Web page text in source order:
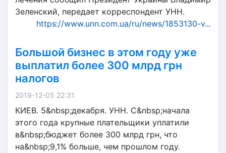
Зеленский, передает корреспондент УНН.
https://www.unn.com.ua/ru/news/1853130-v...
Большой бизнес в этом году уже
выплатил более 300 млрд грн
налогов
2019-12-05 22:31
КИЕВ. 5&nbsp;декабря. УНН. С&nbsp;начала
этого года крупные плательщики уплатили
в&nbsp;бюджет более 300 млрд грн, что
на&nbsp;9,1% больше, чем прошлом году.